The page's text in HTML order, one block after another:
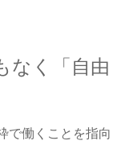
なく「自由
で働くことを指向